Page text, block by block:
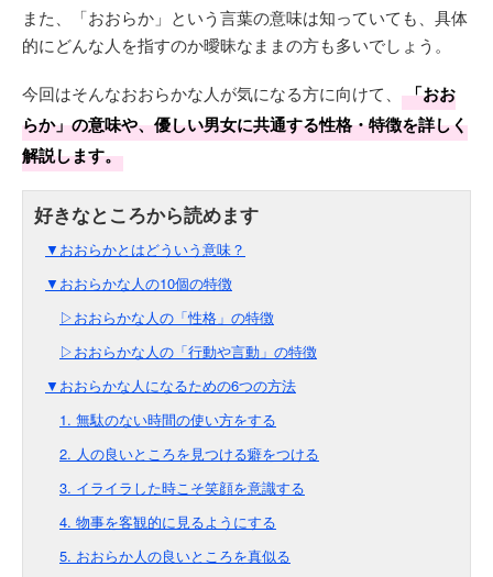
また、「おおらか」という言葉の意味は知っていても、具体
的にどんな人を指すのか曖昧なままの方も多いでしょう。
今回はそんなおおらかな人が気になる方に向けて、
「おお
らか」の意味や、優しい男女に共通する性格・特徴を詳しく
解説します。
▼おおらかとはどういう意味？
▼おおらかな人の10個の特徴
▷おおらかな人の「性格」の特徴
▷おおらかな人の「行動や言動」の特徴
▼おおらかな人になるための6つの方法
1. 無駄のない時間の使い方をする
2. 人の良いところを見つける癖をつける
3. イライラした時こそ笑顔を意識する
4. 物事を客観的に見るようにする
5. おおらか人の良いところを真似る